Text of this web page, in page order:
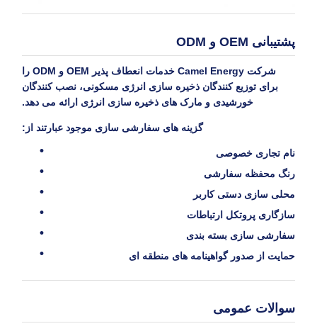
پشتیبانی OEM و ODM
شرکت Camel Energy خدمات انعطاف پذیر OEM و ODM را
برای توزیع کنندگان ذخیره سازی انرژی مسکونی، نصب کنندگان
خورشیدی و مارک های ذخیره سازی انرژی ارائه می دهد.
گزینه های سفارشی سازی موجود عبارتند از:
نام تجاری خصوصی
رنگ محفظه سفارشی
محلی سازی دستی کاربر
سازگاری پروتکل ارتباطات
سفارشی سازی بسته بندی
حمایت از صدور گواهینامه های منطقه ای
سوالات عمومی